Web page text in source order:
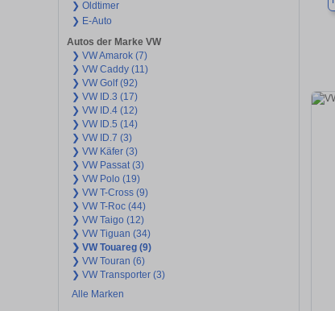
❯ Oldtimer
❯ E-Auto
Autos der Marke VW
❯ VW Amarok (7)
❯ VW Caddy (11)
❯ VW Golf (92)
❯ VW ID.3 (17)
❯ VW ID.4 (12)
❯ VW ID.5 (14)
❯ VW ID.7 (3)
❯ VW Käfer (3)
❯ VW Passat (3)
❯ VW Polo (19)
❯ VW T-Cross (9)
❯ VW T-Roc (44)
❯ VW Taigo (12)
❯ VW Tiguan (34)
❯ VW Touareg (9)
❯ VW Touran (6)
❯ VW Transporter (3)
Alle Marken